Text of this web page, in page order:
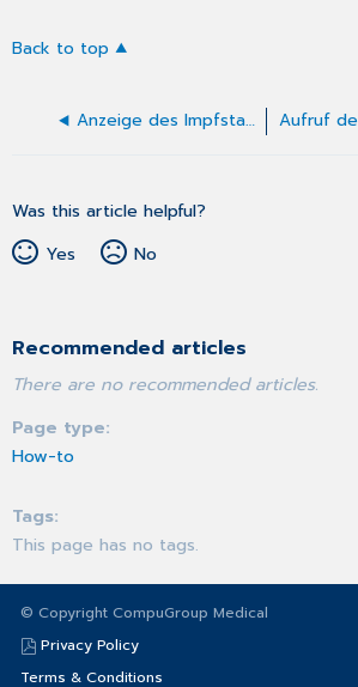
Back to top
Anzeige des Impfstatus in der Patienteninfo - WKB Impfmodul
Was this article helpful?
Yes
No
Recommended articles
There are no recommended articles.
Page type
How-to
Tags
This page has no tags.
© Copyright CompuGroup Medical
Privacy Policy
Terms & Conditions